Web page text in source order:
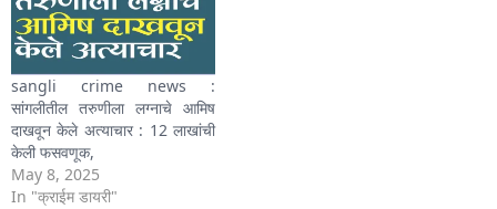
sangli crime news :
सांगलीतील तरुणीला लग्नाचे आमिष
दाखवून केले अत्याचार : 12 लाखांची
केली फसवणूक,
May 8, 2025
In "क्राईम डायरी"